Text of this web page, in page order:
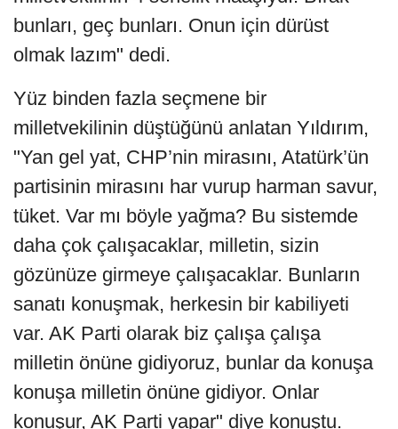
bunları, geç bunları. Onun için dürüst
olmak lazım" dedi.
Yüz binden fazla seçmene bir
milletvekilinin düştüğünü anlatan Yıldırım,
"Yan gel yat, CHP’nin mirasını, Atatürk’ün
partisinin mirasını har vurup harman savur,
tüket. Var mı böyle yağma? Bu sistemde
daha çok çalışacaklar, milletin, sizin
gözünüze girmeye çalışacaklar. Bunların
sanatı konuşmak, herkesin bir kabiliyeti
var. AK Parti olarak biz çalışa çalışa
milletin önüne gidiyoruz, bunlar da konuşa
konuşa milletin önüne gidiyor. Onlar
konuşur, AK Parti yapar" diye konuştu.